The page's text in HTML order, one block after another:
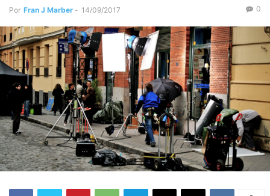
Por Fran J Marber - 14/09/2017 0